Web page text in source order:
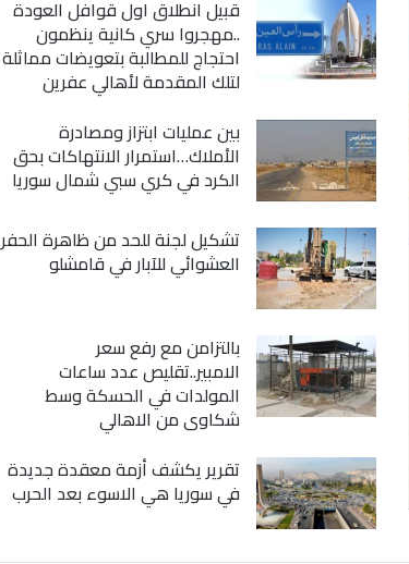
قبيل انطلاق اول قوافل العودة
..مهجروا سري كانية ينظمون
احتجاج للمطالبة بتعويضات مماثلة
لتلك المقدمة لأهالي عفرين
بين عمليات ابتزاز ومصادرة
الأملاك…استمرار الانتهاكات بحق
الكرد في كري سبي شمال سوريا
تشكيل لجنة للحد من ظاهرة الحفر
العشوائي للآبار في قامشلو
بالتزامن مع رفع سعر
الامبير..تقليص عدد ساعات
المولدات في الحسكة وسط
شكاوى من الاهالي
تقرير يكشف أزمة معقدة جديدة
في سوريا هي الاسوء بعد الحرب